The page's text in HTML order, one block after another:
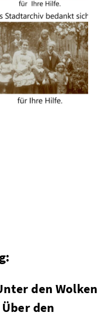
den Wolken
den